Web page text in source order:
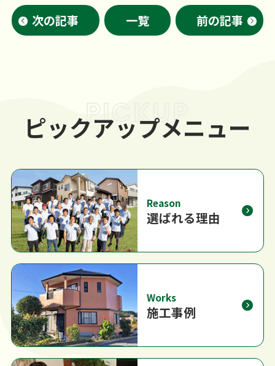
次の記事 一覧 前の記事
PICKUP
ピックアップメニュー
Reason
選ばれる理由
Works
施工事例